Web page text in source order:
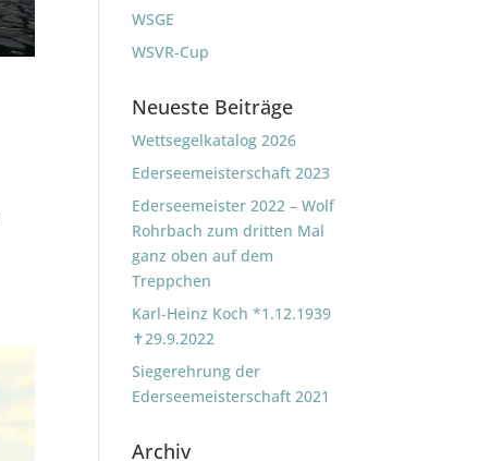
WSGE
WSVR-Cup
Neueste Beiträge
Wettsegelkatalog 2026
Ederseemeisterschaft 2023
Ederseemeister 2022 – Wolf
Rohrbach zum dritten Mal
ganz oben auf dem
Treppchen
Karl-Heinz Koch *1.12.1939
✝29.9.2022
Siegerehrung der
Ederseemeisterschaft 2021
Archiv